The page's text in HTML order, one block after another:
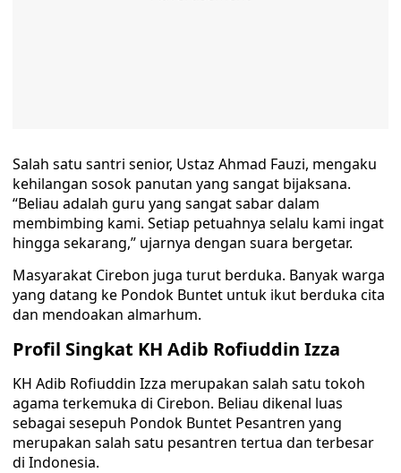
Salah satu santri senior, Ustaz Ahmad Fauzi, mengaku
kehilangan sosok panutan yang sangat bijaksana.
“Beliau adalah guru yang sangat sabar dalam
membimbing kami. Setiap petuahnya selalu kami ingat
hingga sekarang,” ujarnya dengan suara bergetar.
Masyarakat Cirebon juga turut berduka. Banyak warga
yang datang ke Pondok Buntet untuk ikut berduka cita
dan mendoakan almarhum.
Profil Singkat KH Adib Rofiuddin Izza
KH Adib Rofiuddin Izza merupakan salah satu tokoh
agama terkemuka di Cirebon. Beliau dikenal luas
sebagai sesepuh Pondok Buntet Pesantren yang
merupakan salah satu pesantren tertua dan terbesar
di Indonesia.